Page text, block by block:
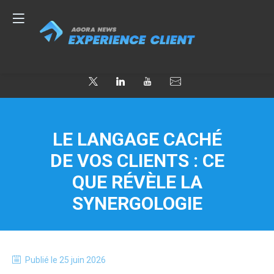
LE LANGAGE CACHÉ
DE VOS CLIENTS : CE
QUE RÉVÈLE LA
SYNERGOLOGIE
Publié le 25 juin 2026